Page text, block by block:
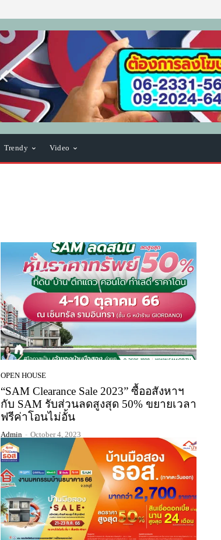
Trendy Video
OPEN HOUSE
“SAM Clearance Sale 2023” ซื้ออสังหาฯ
กับ SAM รับส่วนลดสูงสุด 50% ขยายเวลา
ฟรีค่าโอนไม่อั้น
Admin - October 4, 2023